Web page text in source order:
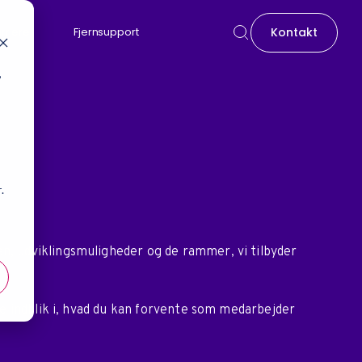
Fjernsupport Kontakt
udviklingsmuligheder og de rammer, vi tilbyder
i, hvad du kan forvente som medarbejder